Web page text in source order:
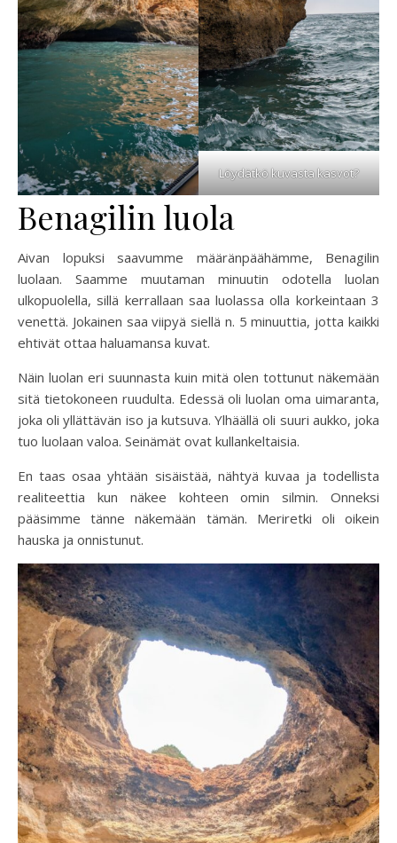
Löydätkö kuvasta kasvot?
Benagilin luola
Aivan lopuksi saavumme määränpäähämme, Benagilin
luolaan. Saamme muutaman minuutin odotella luolan
ulkopuolella, sillä kerrallaan saa luolassa olla korkeintaan 3
venettä. Jokainen saa viipyä siellä n. 5 minuuttia, jotta kaikki
ehtivät ottaa haluamansa kuvat.
Näin luolan eri suunnasta kuin mitä olen tottunut näkemään
sitä tietokoneen ruudulta. Edessä oli luolan oma uimaranta,
joka oli yllättävän iso ja kutsuva. Ylhäällä oli suuri aukko, joka
tuo luolaan valoa. Seinämät ovat kullankeltaisia.
En taas osaa yhtään sisäistää, nähtyä kuvaa ja todellista
realiteettia kun näkee kohteen omin silmin. Onneksi
pääsimme tänne näkemään tämän. Meriretki oli oikein
hauska ja onnistunut.